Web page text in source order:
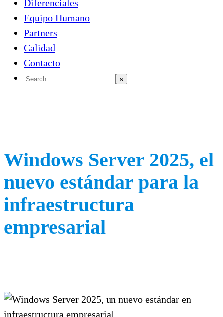
Diferenciales
Equipo Humano
Partners
Calidad
Contacto
Windows Server 2025, el
nuevo estándar para la
infraestructura
empresarial